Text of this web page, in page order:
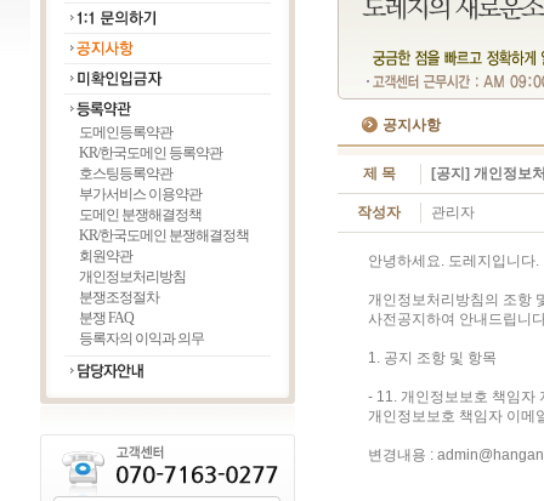
도메인등록약관
KR/한국도메인 등록약관
호스팅등록약관
부가서비스 이용약관
도메인 분쟁해결정책
KR/한국도메인 분쟁해결정책
회원약관
개인정보처리방침
분쟁조정절차
분쟁 FAQ
등록자의 이익과 의무
공지사항
제 목 [공지] 개인정보
작성자 관리자
안녕하세요. 도레지입니다.
개인정보처리방침의 조항
사전공지하여 안내드립니
1. 공지 조항 및 항목
- 11. 개인정보보호 책임자
개인정보보호 책임자 이메
변경내용 :